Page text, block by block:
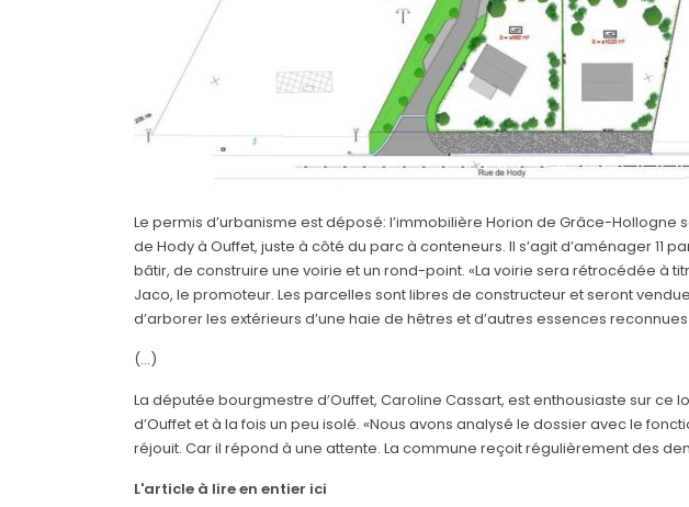
Le permis d’urbanisme est déposé: l’immobilière Horion de Grâce-Hollogne
de Hody à Ouffet, juste à côté du parc à conteneurs. Il s’agit d’aménager 11
bâtir, de construire une voirie et un rond-point. «La voirie sera rétrocédée à
Jaco, le promoteur. Les parcelles sont libres de constructeur et seront
d’arborer les extérieurs d’une haie de hêtres et d’autres essences
(...)
La députée bourgmestre d’Ouffet, Caroline Cassart, est enthousiaste sur ce
d’Ouffet et à la fois un peu isolé. «Nous avons analysé le dossier avec le
réjouit. Car il répond à une attente. La commune reçoit régulièrement des
L'article à lire en entier ici